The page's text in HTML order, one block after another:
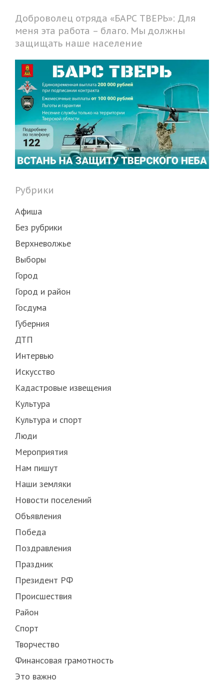
Доброволец отряда «БАРС ТВЕРЬ»: Для
меня эта работа – благо. Мы должны
защищать наше население
Рубрики
Афиша
Без рубрики
Верхневолжье
Выборы
Город
Город и район
Госдума
Губерния
ДТП
Интервью
Искусство
Кадастровые извещения
Культура
Культура и спорт
Люди
Мероприятия
Нам пишут
Наши земляки
Новости поселений
Объявления
Победа
Поздравления
Праздник
Президент РФ
Происшествия
Район
Спорт
Творчество
Финансовая грамотность
Это важно